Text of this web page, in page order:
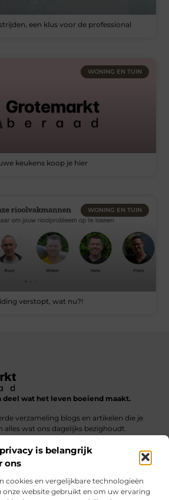
is belangrijk
ons
cookies en vergelijkbare technologieën
website gebruikt en om uw ervaring
een klus voor de professional
WONING EN TUIN
keukens koop je hier
WONING EN TUIN
verstopt, wat nu?!
deel wat het leven boeiend maakt.
verzameling blogs en artikelen die je
alles wat ons dagelijks bezighoudt.